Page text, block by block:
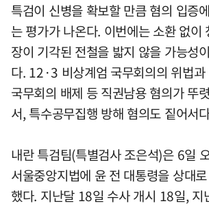
특검이 신병을 확보할 만큼 혐의 입증
는 평가가 나온다. 이번에는 소환 없이
장이 기각된 전철을 밟지 않을 가능성
다. 12·3 비상계엄 국무회의의 위법과
국무회의 배제 등 직권남용 혐의가 뚜
서, 특수공무집행 방해 혐의도 짙어서
내란 특검팀(특별검사 조은석)은 6일
서울중앙지법에 윤 전 대통령을 상대
했다. 지난달 18일 수사 개시 18일, 지